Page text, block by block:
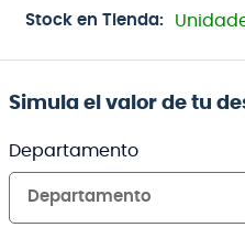
Stock en Tienda:
Simula el valor de tu
Departamento
Departamento